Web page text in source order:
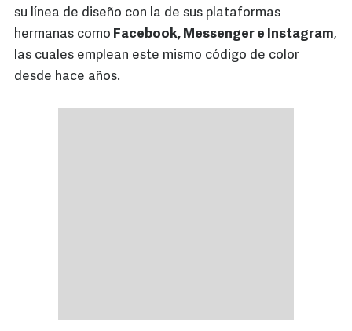
su línea de diseño con la de sus plataformas
hermanas como Facebook, Messenger e Instagram,
las cuales emplean este mismo código de color
desde hace años.